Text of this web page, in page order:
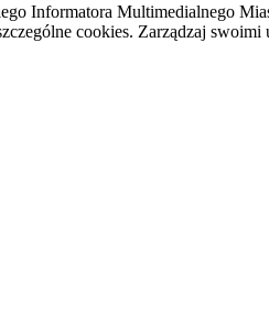
Informatora Multimedialnego
cookies. Zarządzaj